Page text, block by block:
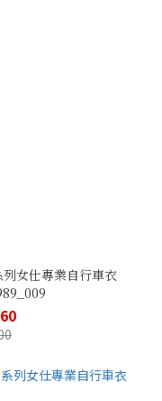
女仕專業自行車衣